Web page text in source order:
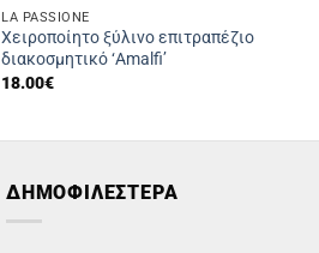
LA PASSIONE
Χειροποίητο ξύλινο επιτραπέζιο
διακοσμητικό ‘Amalfi’
18.00€
ΔΗΜΟΦΙΛΕΣΤΕΡΑ